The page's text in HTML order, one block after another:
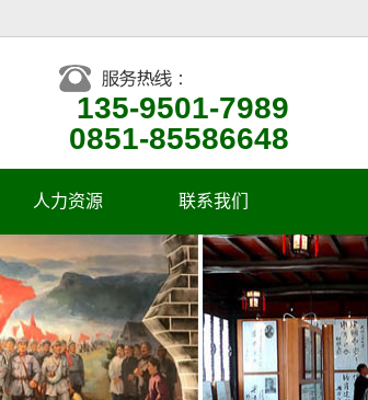
135-9501-7989
0851-85586648
人力资源
企业人才观
招聘信息
联系我们